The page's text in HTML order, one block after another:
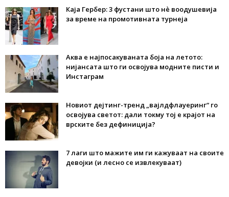
Каја Гербер: 3 фустани што нè воодушевија
за време на промотивната турнеја
Аква е најпосакуваната боја на летото:
нијансата што ги освојува модните писти и
Инстаграм
Новиот дејтинг-тренд „вајлдфлауеринг“ го
освојува светот: дали токму тој е крајот на
врските без дефиниција?
7 лаги што мажите им ги кажуваат на своите
девојки (и лесно се извлекуваат)